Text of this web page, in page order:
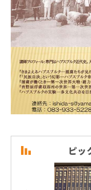
ピッ